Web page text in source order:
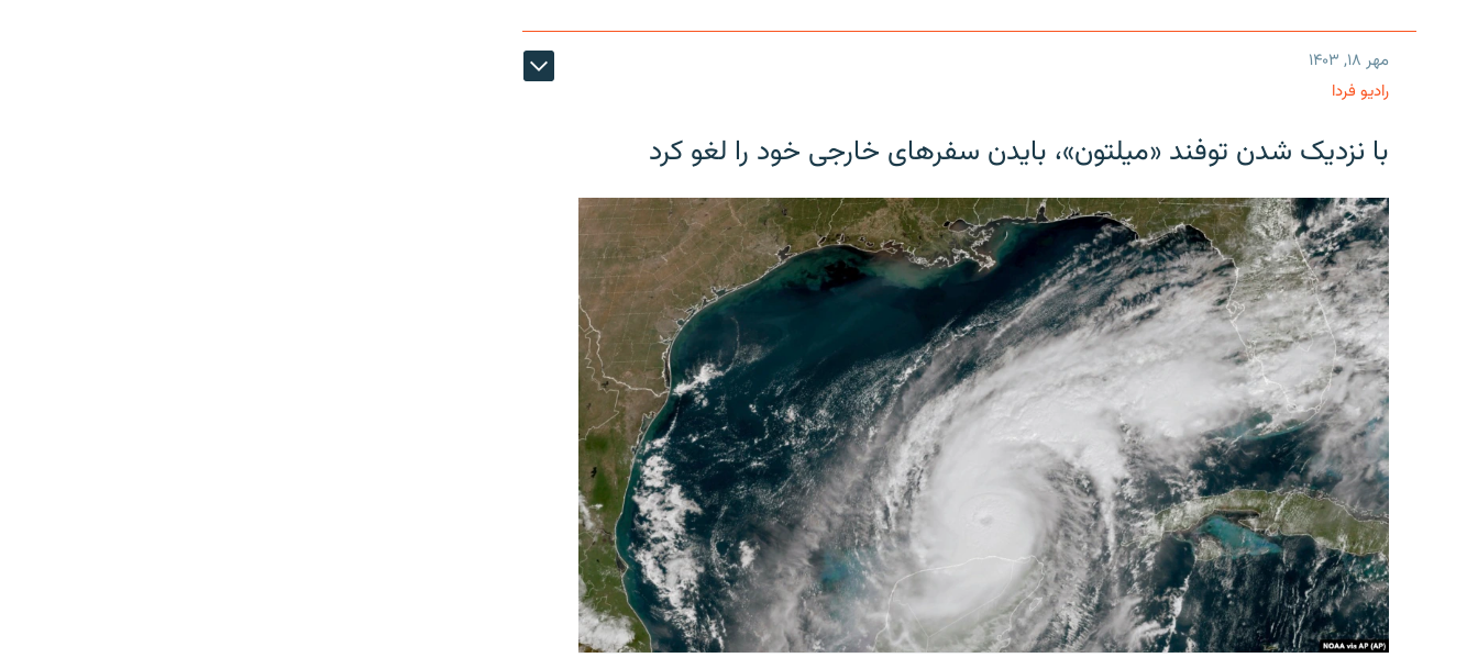
مهر ۱۸, ۱۴۰۳
رادیو فردا
با نزدیک شدن توفند «میلتون»، بایدن سفرهای خارجی خود را لغو کرد